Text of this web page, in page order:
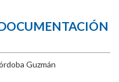
Guzmán